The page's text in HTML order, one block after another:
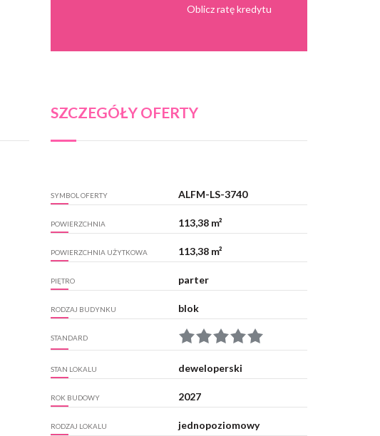
Oblicz ratę kredytu
SZCZEGÓŁY OFERTY
SYMBOL OFERTY ALFM-LS-3740
POWIERZCHNIA 113,38 m²
POWIERZCHNIA UŻYTKOWA 113,38 m²
PIĘTRO parter
RODZAJ BUDYNKU blok
STANDARD
STAN LOKALU deweloperski
ROK BUDOWY 2027
RODZAJ LOKALU jednopoziomowy